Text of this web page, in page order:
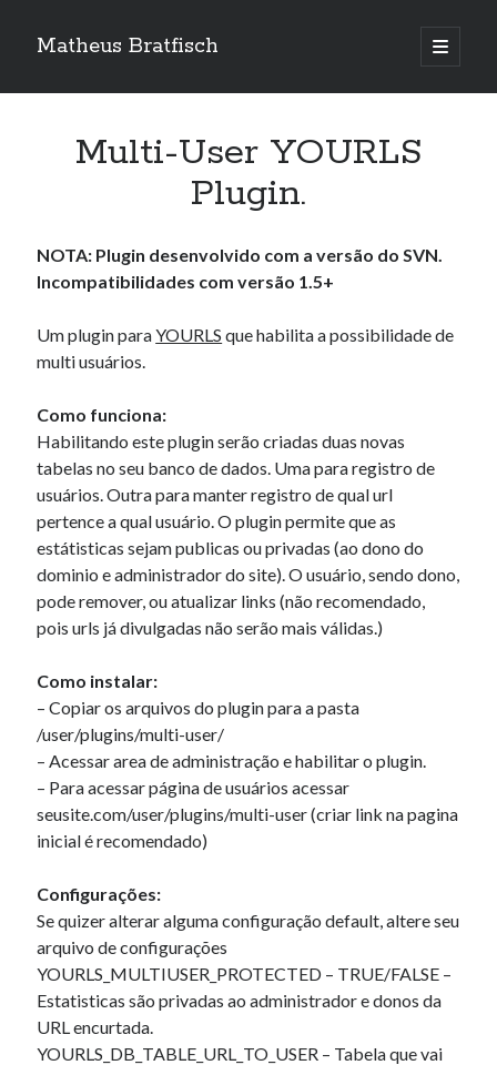
Matheus Bratfisch
abrir
o
Barra
S T Q Q S S D
3 4 5 6 7 8 9
10 11 12
24 25 26 27 28 29 30
31
« mar
Artigos Recentes
Ubuntu 12.04 – Configurando Samba (3.6.3)
Compilando para Teensy 3.0 no Windows utilizando Makefile
Programando atmega8u2 no Arduino Uno utilizando USB Asp
Usando USB ASP como não root
Comentários
WilliamfepemClasse para Tiny-URL em PHP5.
JacobnapemEstrutura de dados, C
Darrenneock emFast Flickr Widget
oformit osago onlain_smPremExercicio 2 – Sistemas Operacionais II –
INE5424 – UFSC
Multi-User YOURLS
Plugin.
NOTA: Plugin desenvolvido com a versão do SVN.
Incompatibilidades com versão 1.5+
Um plugin paraYOURLS que habilita a possibilidade de
multi usuários.
Como funciona:
Habilitando este plugin serão criadas duas novas
tabelas no seu banco de dados. Uma para registro de
usuários. Outra para manter registro de qual url
pertence a qual usuário. O plugin permite que as
estátisticas sejam publicas ou privadas (ao dono do
dominio e administrador do site). O usuário, sendo dono,
pode remover, ou atualizar links (não recomendado,
pois urls já divulgadas não serão mais válidas.)
Como instalar:
– Copiar os arquivos do plugin para a pasta
/user/plugins/multi-user/
– Acessar area de administração e habilitar o plugin.
– Para acessar página de usuários acessar
seusite.com/user/plugins/multi-user (criar link na pagina
inicial é recomendado)
Configurações:
Se quizer alterar alguma configuração default, altere seu
arquivo de configurações
YOURLS_MULTIUSER_PROTECTED – TRUE/FALSE –
Estatisticas são privadas ao administrador e donos da
URL encurtada.
YOURLS_DB_TABLE_URL_TO_USER – Tabela que vai